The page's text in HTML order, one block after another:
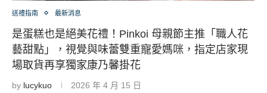
送禮指南 最新消息
是蛋糕也是絕美花禮！Pinkoi 母親節主推「職人花
藝甜點」，視覺與味蕾雙重寵愛媽咪，指定店家現
場取貨再享獨家康乃馨掛花
by lucykuo 2026 年 4 月 15 日